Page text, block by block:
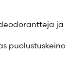
ja
puolustuskeino